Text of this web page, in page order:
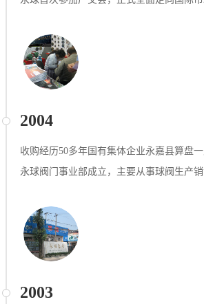
2004
收购经历50多年国有集体企业永嘉县算盘一
永球阀门事业部成立，主要从事球阀⽣产销
2003